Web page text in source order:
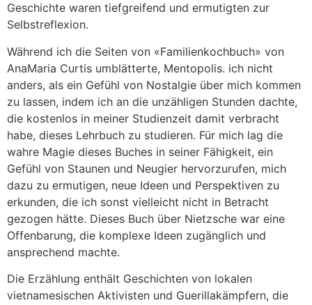
Geschichte waren tiefgreifend und ermutigten zur
Selbstreflexion.
Während ich die Seiten von «Familienkochbuch» von
AnaMaria Curtis umblätterte, Mentopolis. ich nicht
anders, als ein Gefühl von Nostalgie über mich kommen
zu lassen, indem ich an die unzähligen Stunden dachte,
die kostenlos in meiner Studienzeit damit verbracht
habe, dieses Lehrbuch zu studieren. Für mich lag die
wahre Magie dieses Buches in seiner Fähigkeit, ein
Gefühl von Staunen und Neugier hervorzurufen, mich
dazu zu ermutigen, neue Ideen und Perspektiven zu
erkunden, die ich sonst vielleicht nicht in Betracht
gezogen hätte. Dieses Buch über Nietzsche war eine
Offenbarung, die komplexe Ideen zugänglich und
ansprechend machte.
Die Erzählung enthält Geschichten von lokalen
vietnamesischen Aktivisten und Guerillakämpfern, die